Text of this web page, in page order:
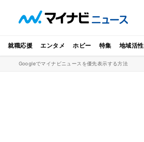
就職応援 エンタメ ホビー 特集 地域活性
Googleでマイナビニュースを優先表示する方法